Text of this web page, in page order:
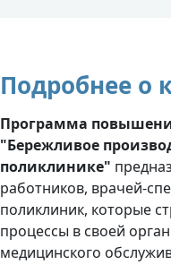
Подробнее о
Программа
"Бережливое
поликлинике"
работников, врачей-
поликлиник, которые
процессы в своей
медицинского